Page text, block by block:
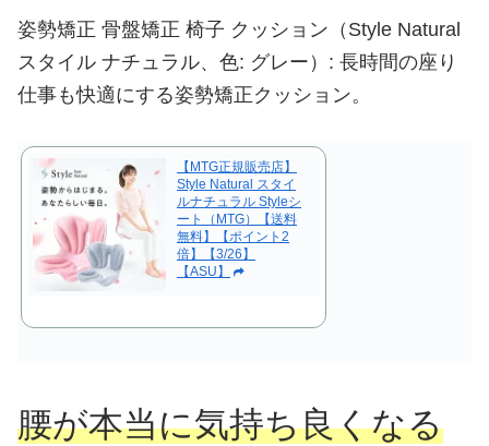
姿勢矯正 骨盤矯正 椅子 クッション（Style Natural
スタイル ナチュラル、色: グレー）: 長時間の座り
仕事も快適にする姿勢矯正クッション。
【MTG正規販売店】
Style Natural スタイ
ルナチュラル Styleシ
ート（MTG）【送料
無料】【ポイント2
倍】【3/26】
【ASU】
腰が本当に気持ち良くなる